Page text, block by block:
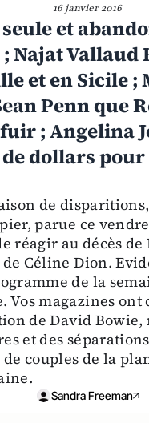
16 janvier 2016
et
Najat Vallaud
et en Sicile ;
Penn que
; Angelina
dollars pour
de
parue ce
réagir au décès de
Céline Dion.
de la
Vos magazines ont
de David Bowie,
et des
couples de la
Sandra Freeman